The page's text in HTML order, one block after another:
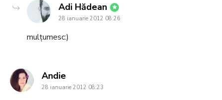
Adi Hădean says:
28 ianuarie 2012 08:26
mulțumesc:)
Andiesays:
28 ianuarie 2012 08:23